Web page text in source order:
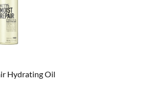
Hydrating Oil